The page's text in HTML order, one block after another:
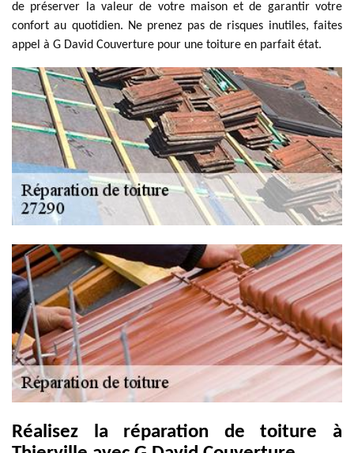
de préserver la valeur de votre maison et de garantir votre
confort au quotidien. Ne prenez pas de risques inutiles, faites
appel à G David Couverture pour une toiture en parfait état.
Réalisez la réparation de toiture à